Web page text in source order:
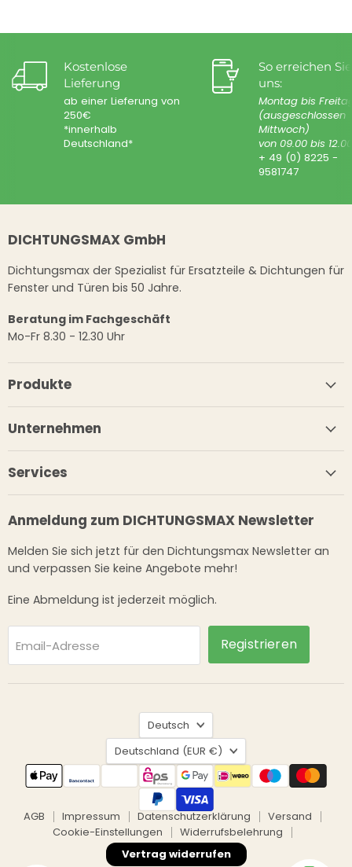
Kostenlose
Lieferung
ab einer Lieferung von
250€
*innerhalb
Deutschland*
So erreichen Sie
uns:
Montag bis
(ausgeschlossen
Mittwoch)
von 09.00 bis
+ 49 (0) 8225 -
9581747
DICHTUNGSMAX GmbH
Dichtungsmax der Spezialist für Ersatzteile & Dichtungen für
Fenster und Türen bis 50 Jahre.
Beratung im Fachgeschäft
Mo-Fr 8.30 - 12.30 Uhr
Produkte
Unternehmen
Services
Anmeldung zum DICHTUNGSMAX Newsletter
Melden Sie sich jetzt für den Dichtungsmax Newsletter an
und verpassen Sie keine Angebote mehr!
Eine Abmeldung ist jederzeit möglich.
Email-Adresse Registrieren
Sprache
Deutsch
Land
Deutschland (EUR €)
AGB Impressum Datenschutzerklärung
Versand
Cookie-Einstellungen
Widerrufsbelehrung
Vertrag widerrufen